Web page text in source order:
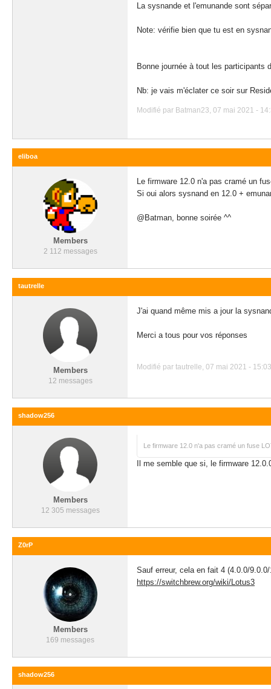
La sysnande et l'emunande sont
Note: vérifie bien que tu est en
Bonne journée à tout les participants
Nb: je vais m'éclater ce soir sur
Modifié par Batman23, 07 mai 2021 -
eliboa
Members
2 112 messages
Le firmware 12.0 n'a pas cramé un
Si oui alors sysnand en 12.0 +
@Batman, bonne soirée ^^
tautrelle
Members
12 messages
J'ai quand même mis a jour la
Merci a tous pour vos réponses
Modifié par tautrelle, 07 mai 2021 -
shadow256
Members
12 305 messages
Le firmware 12.0 n'a pas cramé un fuse
Il me semble que si, le firmware
Z0rP
Members
169 messages
Sauf erreur, cela en fait 4 (4.0.0/
https://switchbrew.org/wiki/Lotus3
shadow256